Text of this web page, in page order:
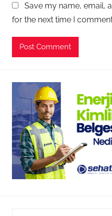
Save my name, email,
for the next time I